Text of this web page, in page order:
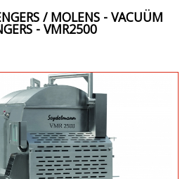
/ MOLENS - VACUÜM
- VMR2500